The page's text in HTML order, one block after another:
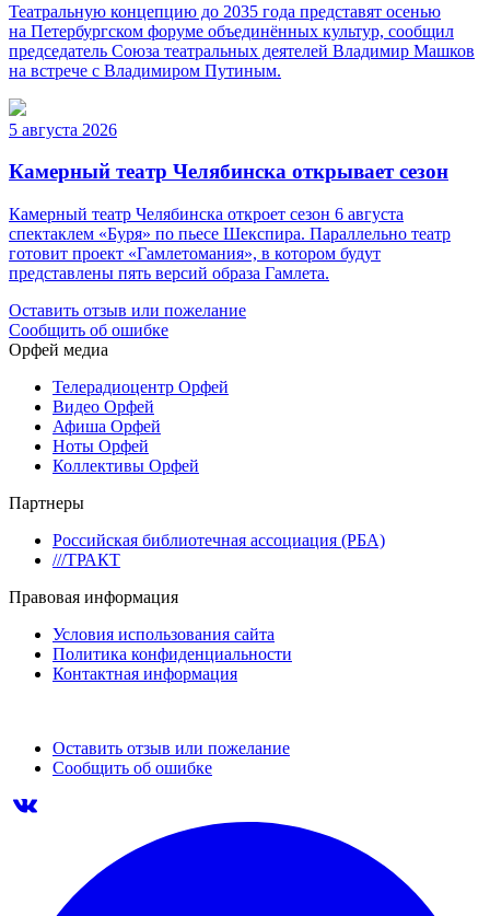
Театральную концепцию до 2035 года представят осенью
на Петербургском форуме объединённых культур, сообщил
председатель Союза театральных деятелей Владимир Машков
на встрече с Владимиром Путиным.
5 августа 2026
Камерный театр Челябинска открывает сезон
Камерный театр Челябинска откроет сезон 6 августа
спектаклем «Буря» по пьесе Шекспира. Параллельно театр
готовит проект «Гамлетомания», в котором будут
представлены пять версий образа Гамлета.
Оставить отзыв или пожелание
Сообщить об ошибке
Орфей медиа
Телерадиоцентр Орфей
Видео Орфей
Афиша Орфей
Ноты Орфей
Коллективы Орфей
Партнеры
Российская библиотечная ассоциация (РБА)
///ТРАКТ
Правовая информация
Условия использования сайта
Политика конфиденциальности
Контактная информация
Оставить отзыв или пожелание
Сообщить об ошибке